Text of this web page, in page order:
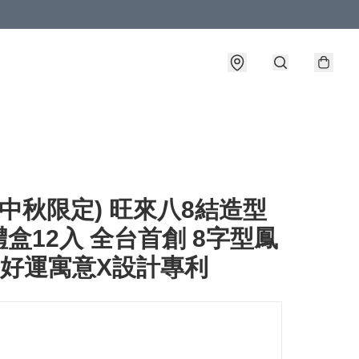
秋限定) 旺來八8結造型
盒12入 全台首創 8字型鳳
運寓意X設計專利